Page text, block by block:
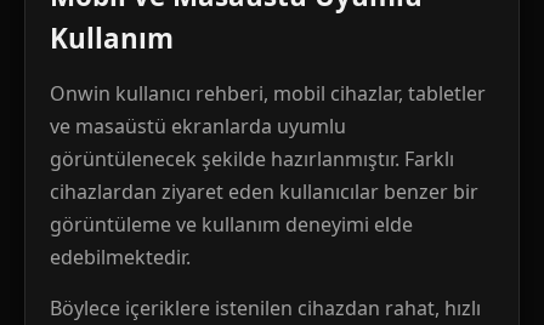
Kullanım
Onwin kullanıcı rehberi, mobil cihazlar, tabletler
ve masaüstü ekranlarda uyumlu
görüntülenecek şekilde hazırlanmıştır. Farklı
cihazlardan ziyaret eden kullanıcılar benzer bir
görüntüleme ve kullanım deneyimi elde
edebilmektedir.
Böylece içeriklere istenilen cihazdan rahat, hızlı